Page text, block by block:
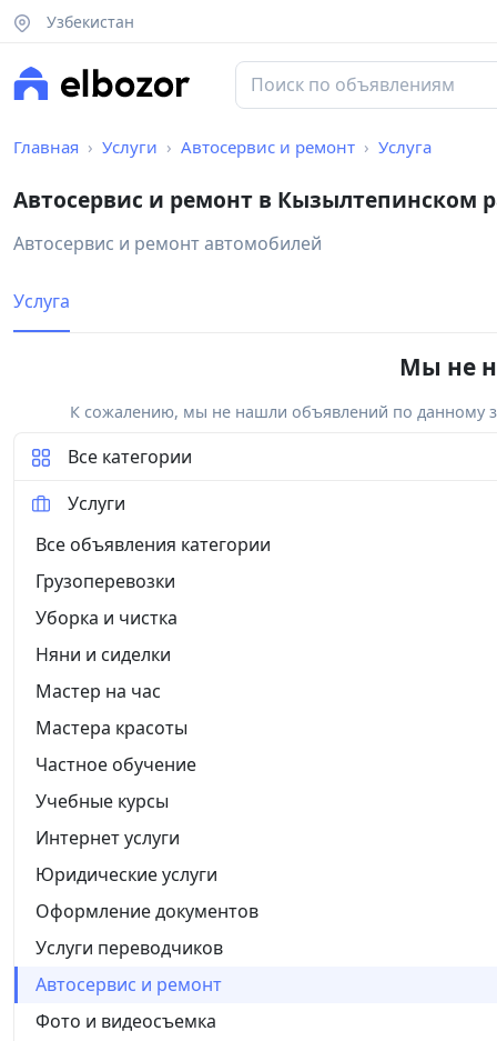
Узбекистан
Главная Услуги Автосервис и ремонт Услуга
Автосервис и ремонт в Кызылтепинском
Автосервис и ремонт автомобилей
Услуга
Мы не
К сожалению, мы не нашли объявлений по данному
Все категории
Услуги
Все объявления категории
Грузоперевозки
Уборка и чистка
Няни и сиделки
Мастер на час
Мастера красоты
Частное обучение
Учебные курсы
Интернет услуги
Юридические услуги
Оформление документов
Услуги переводчиков
Автосервис и ремонт
Фото и видеосъемка